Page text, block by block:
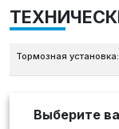
Тормозная установка:
Выберите